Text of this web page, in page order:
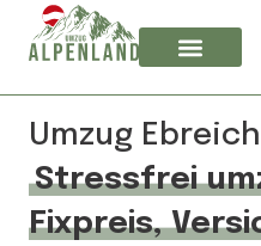
Umzug
Stressfrei
Fixpreis,